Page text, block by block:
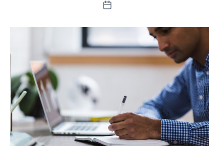
Data
l'entrada